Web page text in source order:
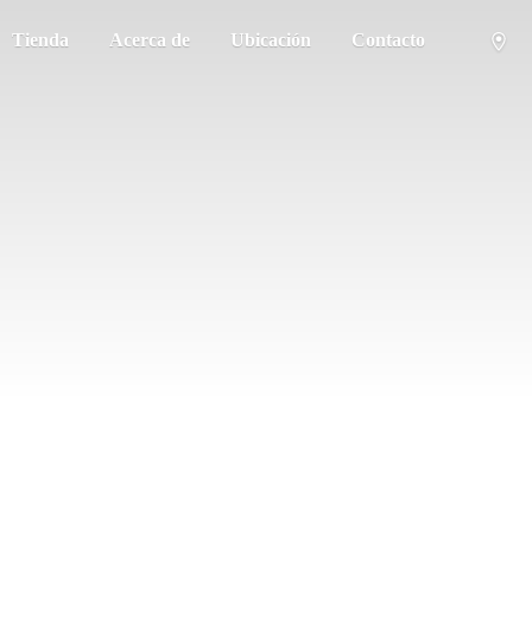
Tienda Acerca de Ubicación Contacto